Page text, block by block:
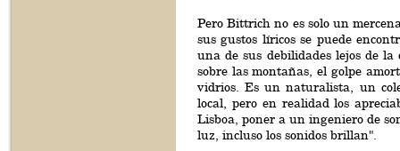
Pero Bittrich no es solo un
sus gustos líricos se puede
una de sus debilidades lejos de
sobre las montañas, el golpe
vidrios. Es un naturalista, un
local, pero en realidad los
Lisboa, poner a un ingeniero de
luz, incluso los sonidos brillan".